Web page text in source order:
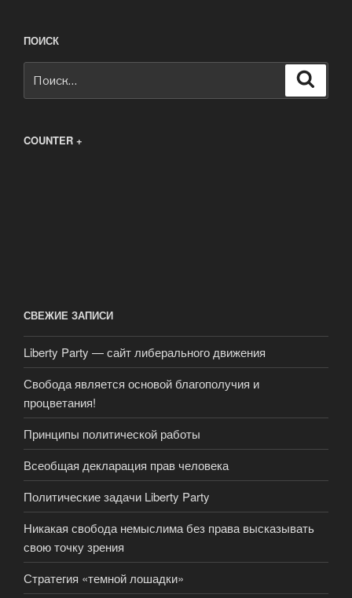
ПОИСК
COUNTER +
СВЕЖИЕ ЗАПИСИ
Liberty Party — сайт либерального движения
Свобода является основой благополучия и
процветания!
Принципы политической работы
Всеобщая декларация прав человека
Политические задачи Liberty Party
Никакая свобода немыслима без права высказывать
свою точку зрения
Стратегия «темной лошадки»